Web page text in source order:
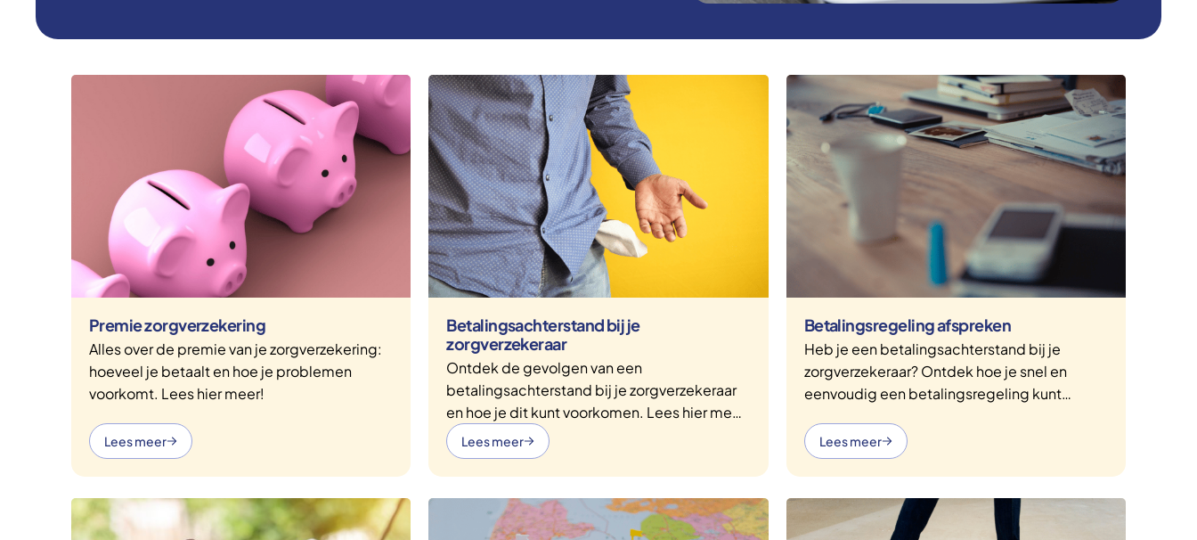
Premie zorgverzekering
Alles over de premie van je zorgverzekering:
hoeveel je betaalt en hoe je problemen
voorkomt. Lees hier meer!
Lees meer
Betalingsachterstand bij je
zorgverzekeraar
Ontdek de gevolgen van een
betalingsachterstand bij je zorgverzekeraar
en hoe je dit kunt voorkomen. Lees hier meer
over de stappen die je kunt nemen.
Lees meer
Betalingsregeling afspreken
Heb je een betalingsachterstand bij je
zorgverzekeraar? Ontdek hoe je snel en
eenvoudig een betalingsregeling kunt
voorkomen. Lees meer over de stappen die
je kunt nemen en krijg tips om je betalingen
op orde te houden.
Lees meer